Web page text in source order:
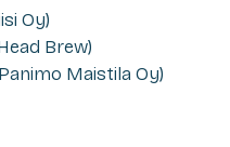
Oy)
Brew)
Maistila Oy)